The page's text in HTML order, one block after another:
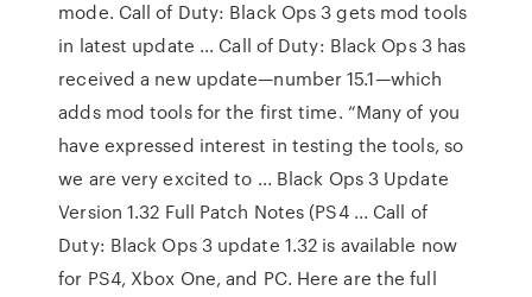
mode. Call of Duty: Black Ops 3 gets mod tools
in latest update ... Call of Duty: Black Ops 3 has
received a new update—number 15.1—which
adds mod tools for the first time. “Many of you
have expressed interest in testing the tools, so
we are very excited to ... Black Ops 3 Update
Version 1.32 Full Patch Notes (PS4 ... Call of
Duty: Black Ops 3 update 1.32 is available now
for PS4, Xbox One, and PC. Here are the full